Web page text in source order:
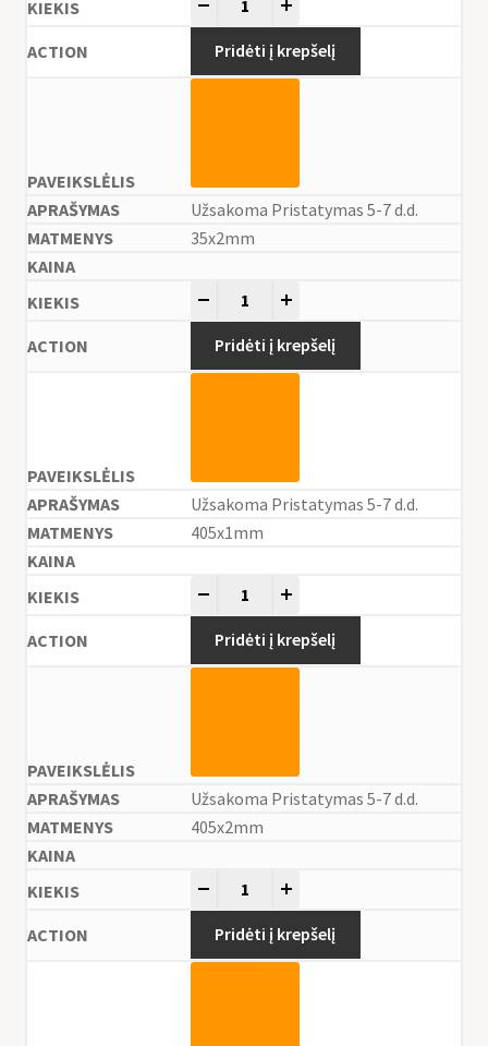
Pridėti į krepšelį
Užsakoma Pristatymas 5-7 d.d.
35x2mm
Pridėti į krepšelį
Užsakoma Pristatymas 5-7 d.d.
405x1mm
Pridėti į krepšelį
Užsakoma Pristatymas 5-7 d.d.
405x2mm
Pridėti į krepšelį